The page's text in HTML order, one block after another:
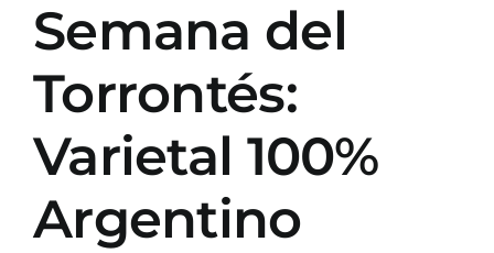
Semana del
Torrontés:
Varietal 100%
Argentino